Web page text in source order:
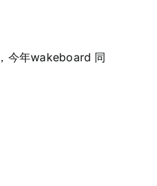
今年wakeboard 同